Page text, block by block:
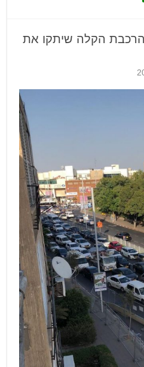
הקלה שיתקו את